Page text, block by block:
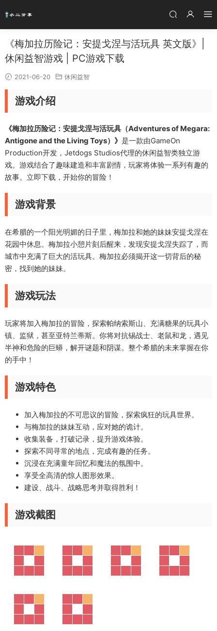
《梅加拉历险记：安提戈涅与活玩具 英文版》|
休闲益智游戏 | PC游戏下载
2021-06-20 休闲益智
游戏介绍
《梅加拉历险记：安提戈涅与活玩具（Adventures of Megara:
Antigone and the Living Toys）》 是一款由GameOn
Production开发，Jetdogs Studios代理的休闲益智类独立游
戏。游戏结合了趣味建造和丰富剧情，玩家将体验一系列有趣的
故事。立即下载，开始你的冒险！
游戏背景
在希腊的一个阳光明媚的日子里，梅加拉和她的妹妹安提戈涅在
花园中休息。梅加拉小憩片刻后醒来，发现安提戈涅失踪了，而
城市中充满了巨大的活玩具。梅加拉必须揭开这一切背后的秘
密，找到她的妹妹。
游戏玩法
玩家将加入梅加拉的冒险，探索帕纳索斯山、充满糖果的玩具小
镇、监狱，甚至亚特兰蒂斯。你将对抗锡战士、老鼠和龙，遇见
半神和危险的巨蟒，解开谜题和阴谋。整个希腊的未来掌握在你
的手中！
游戏特色
加入梅加拉的不可思议的冒险，探索疯狂的玩具世界。
与梅加拉的妹妹互动，应对她的诡计。
收集装备，打破记录，提升游戏体验。
探索不同寻常的地点，完成有趣的任务。
沉浸在充满童年回忆和魔法的氛围中。
享受全高清的惊人图形效果。
建设、战斗、战略思考并取得胜利！
游戏截图